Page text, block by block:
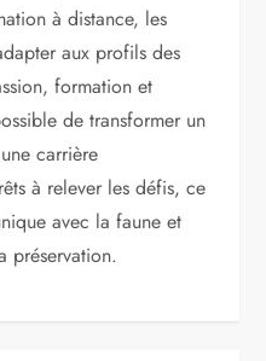
à distance, les
aux profils des
formation et
de transformer un
carrière
à relever les défis, ce
avec la faune et
préservation.